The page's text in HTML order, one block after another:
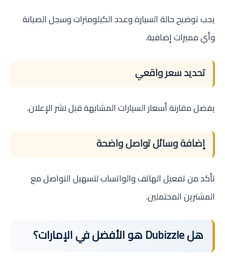
يجب توضيح حالة السيارة وعدد الكيلومترات وسجل الصيانة
وأي مميزات إضافية.
تحديد سعر واقعي
يفضل مقارنة أسعار السيارات المشابهة قبل نشر الإعلان.
إضافة وسائل تواصل واضحة
تأكد من تفعيل الهاتف والواتساب لتسهيل التواصل مع
المشترين المحتملين.
هل Dubizzle هو الأفضل في الإمارات؟